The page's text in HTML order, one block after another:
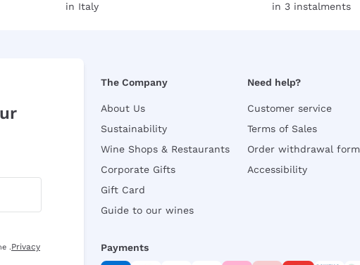
in Italy
in 3 instalments
.Privacy
The Company
About Us
Sustainability
Wine Shops & Restaurants
Corporate Gifts
Gift Card
Guide to our wines
Need help?
Customer service
Terms of Sales
Order withdrawal form
Accessibility
Payments